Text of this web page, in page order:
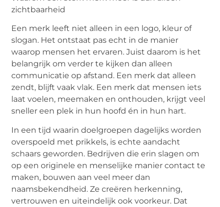
zichtbaarheid
Een merk leeft niet alleen in een logo, kleur of
slogan. Het ontstaat pas echt in de manier
waarop mensen het ervaren. Juist daarom is het
belangrijk om verder te kijken dan alleen
communicatie op afstand. Een merk dat alleen
zendt, blijft vaak vlak. Een merk dat mensen iets
laat voelen, meemaken en onthouden, krijgt veel
sneller een plek in hun hoofd én in hun hart.
In een tijd waarin doelgroepen dagelijks worden
overspoeld met prikkels, is echte aandacht
schaars geworden. Bedrijven die erin slagen om
op een originele en menselijke manier contact te
maken, bouwen aan veel meer dan
naamsbekendheid. Ze creëren herkenning,
vertrouwen en uiteindelijk ook voorkeur. Dat